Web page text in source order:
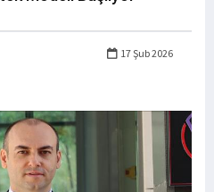
17 Şub 2026